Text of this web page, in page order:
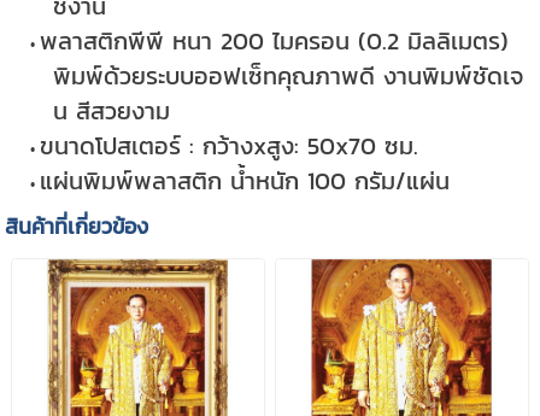
ช้งาน
พลาสติกพีพี หนา 200 ไมครอน (0.2 มิลลิเมตร)
พิมพ์ด้วยระบบออฟเซ็ทคุณภาพดี งานพิมพ์ชัดเจ
น สีสวยงาม
ขนาดโปสเตอร์ : กว้างxสูง: 50x70 ซม.
แผ่นพิมพ์พลาสติก น้ำหนัก 100 กรัม/แผ่น
สินค้าที่เกี่ยวข้อง